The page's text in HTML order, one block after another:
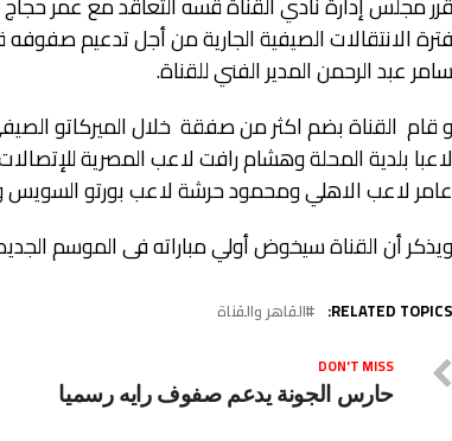
سامر عبد الرحمن المدير الفني للقناة.
و قام القناة بضم اكثر من صفقة خلال الميركاتو
لاعبا بلدية المحلة وهشام رافت لاعب المصرية
عامر لاعب الاهلي ومحمود حرشة لاعب بورتو السويس
ويذكر أن القناة سيخوض أولي مباراته فى الموسم
RELATED TOPICS: القاهر والقناة
DON'T MISS
حارس الجونة يدعم صفوف رايه رسميا